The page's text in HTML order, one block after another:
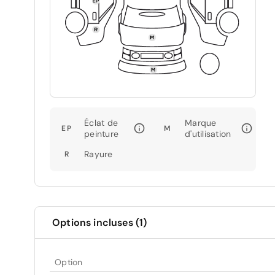
EP
Éclat de
peinture
M
Marque
d'utilisation
R Rayure
Options incluses (1)
Option